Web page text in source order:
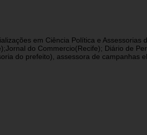
em Ciência Política e
do Commercio(Recife); Diário de
do prefeito), assessora de campanhas